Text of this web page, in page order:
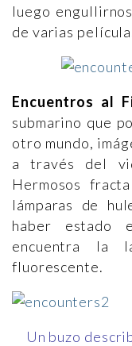
luego
de varias
Encuentros al
submarino que
otro mundo,
a través del
Hermosos
lámparas de
haber estado
encuentra la
fluorescente.
Un buzo